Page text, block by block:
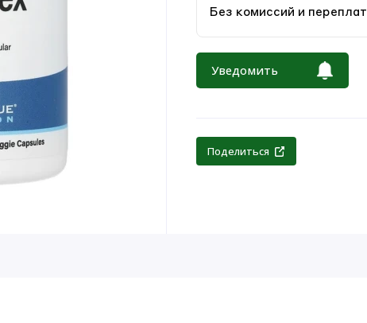
Без комиссий и переплат
Уведомить
Поделиться